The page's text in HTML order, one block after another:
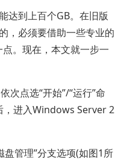
到上百个GB。在旧版
，必须要借助一些专业的
。现在，本文就一步一
点选“开始”/“运行”命
，进入Windows Server 2
管理”分支选项(如图1所